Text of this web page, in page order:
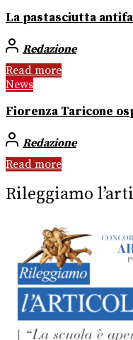
La pastasciutta
Redazione
Read more
News
Fiorenza Taricone
Redazione
Read more
Rileggiamo